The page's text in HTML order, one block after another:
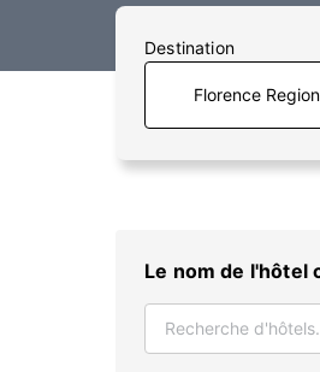
Destination
Le nom de l'hôtel